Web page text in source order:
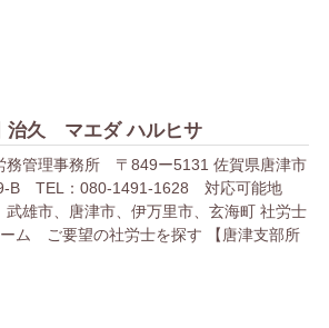
治久 マエダ ハルヒサ
務管理事務所 〒849ー5131 佐賀県唐津市
B TEL：080-1491-1628 対応可能地
武雄市、唐津市、伊万里市、玄海町 社労士
ム ご要望の社労士を探す 【唐津支部所